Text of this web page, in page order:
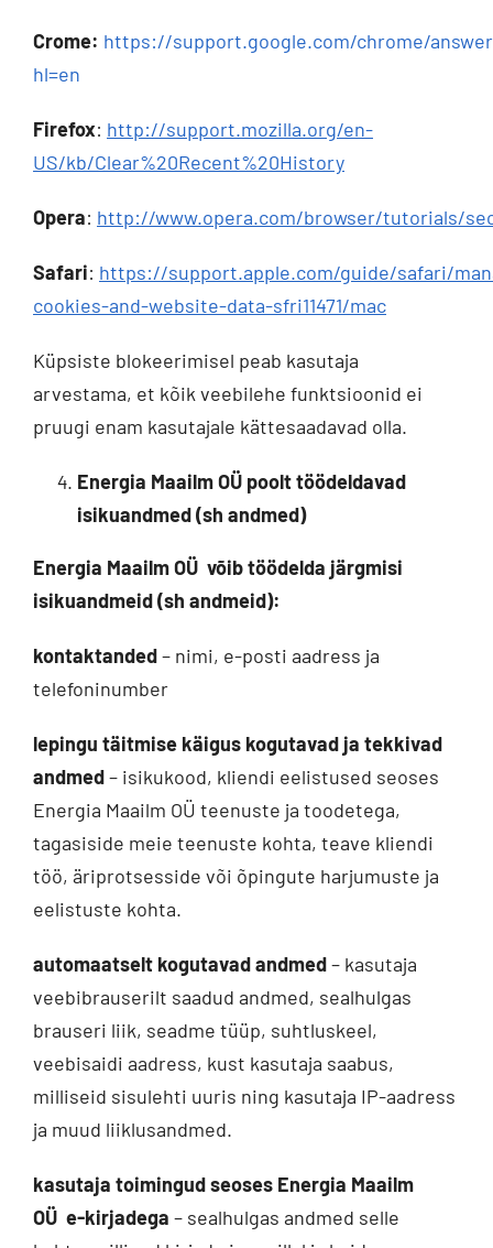
Crome: https://support.google.com/chrome/
hl=en
Firefox: http://support.mozilla.org/en-
US/kb/Clear%20Recent%20History
Opera: http://www.opera.com/browser/tutorials/
Safari: https://support.apple.com/guide/safari/
cookies-and-website-data-sfri11471/mac
Küpsiste blokeerimisel peab kasutaja
arvestama, et kõik veebilehe funktsioonid ei
pruugi enam kasutajale kättesaadavad olla.
Energia Maailm OÜ poolt töödeldavad
isikuandmed (sh andmed)
Energia Maailm OÜ võib töödelda järgmisi
isikuandmeid (sh andmeid):
kontaktanded– nimi, e-posti aadress ja
telefoninumber
lepingu täitmise käigus kogutavad ja tekkivad
andmed– isikukood, kliendi eelistused seoses
Energia Maailm OÜ teenuste ja toodetega,
tagasiside meie teenuste kohta, teave kliendi
töö, äriprotsesside või õpingute harjumuste ja
eelistuste kohta.
automaatselt kogutavad andmed– kasutaja
veebibrauserilt saadud andmed, sealhulgas
brauseri liik, seadme tüüp, suhtluskeel,
veebisaidi aadress, kust kasutaja saabus,
milliseid sisulehti uuris ning kasutaja IP-aadress
ja muud liiklusandmed.
kasutaja toimingud seoses Energia Maailm
OÜ e-kirjadega – sealhulgas andmed selle